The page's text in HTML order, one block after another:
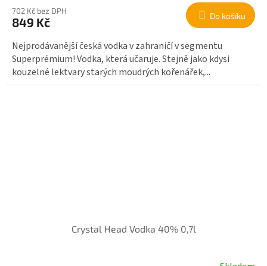
702 Kč bez DPH
849 Kč Do košíku
Nejprodávanější česká vodka v zahraničí v segmentu
Superprémium! Vodka, která učaruje. Stejně jako kdysi
kouzelné lektvary starých moudrých kořenářek,...
Crystal Head Vodka 40% 0,7l